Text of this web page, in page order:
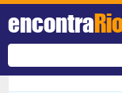
encontra